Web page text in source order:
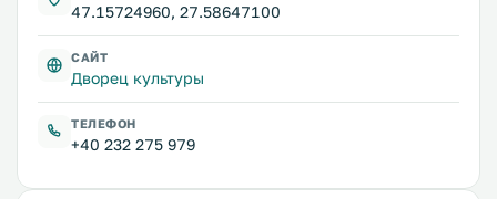
47.15724960, 27.58647100
САЙТ
Дворец культуры
ТЕЛЕФОН
+40 232 275 979